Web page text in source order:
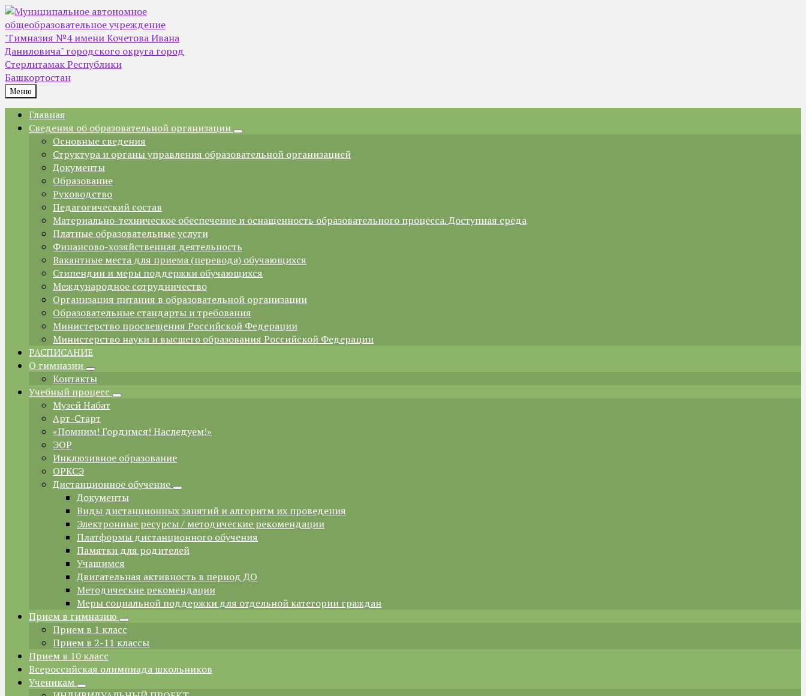
Skip
to
content
Skip
to
left
sidebar
Skip
to
right
sidebar
Skip
to
footer
Меню
Главная
Сведения об образовательной организации
Основные сведения
Структура и органы управления образовательной организацией
Документы
Образование
Руководство
Педагогический состав
Материально-техническое обеспечение и оснащенность образовательного процесса. Доступная среда
Платные образовательные услуги
Финансово-хозяйственная деятельность
Вакантные места для приема (перевода) обучающихся
Стипендии и меры поддержки обучающихся
Международное сотрудничество
Организация питания в образовательной организации
Образовательные стандарты и требования
Министерство просвещения Российской Федерации
Министерство науки и высшего образования Российской Федерации
РАСПИСАНИЕ
О гимназии
Контакты
Учебный процесс
Музей Набат
Арт-Старт
«Помним! Гордимся! Наследуем!»
ЭОР
Инклюзивное образование
ОРКСЭ
Дистанционное обучение
Документы
Виды дистанционных занятий и алгоритм их проведения
Электронные ресурсы / методические рекомендации
Платформы дистанционного обучения
Памятки для родителей
Учащимся
Двигательная активность в период ДО
Методические рекомендации
Меры социальной поддержки для отдельной категории граждан
Прием в гимназию
Прием в 1 класс
Прием в 2-11 классы
Прием в 10 класс
Всероссийская олимпиада школьников
Ученикам